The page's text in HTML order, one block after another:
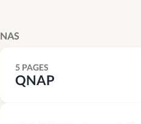
NAS
5 PAGES
QNAP